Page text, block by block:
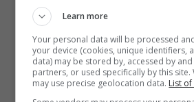
massima discrezione
l’egocentrismo di qualcuno
mancare”.A queste parole
anche quelle dell’attore
Learn more
Your personal data will be processed
your device (cookies, unique identifiers,
data) may be stored by, accessed by
partners, or used specifically by this
may use precise geolocation data. List